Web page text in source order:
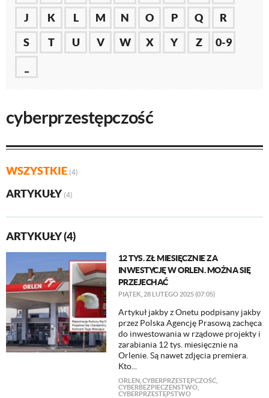
J
K L M N O P Q
R
S
T U V W X Y Z
0-9
cyberprzestępczość
WSZYSTKIE (4)
ARTYKUŁY (4)
ARTYKUŁY (4)
12 TYS. ZŁ MIESIĘCZNIE ZA
INWESTYCJĘ W ORLEN. MOŻNA SIĘ
PRZEJECHAĆ
PIĄTEK, 28 LUTEGO 2025 (07:05)
Artykuł jakby z Onetu podpisany jakby
przez Polska Agencję Prasową zachęca
do inwestowania w rządowe projekty i
zarabiania 12 tys. miesięcznie na
Orlenie. Są nawet zdjęcia premiera.
Kto...
ORLEN, CYBERPRZESTĘPCZOŚĆ,
CYBERBEZPIECZEŃSTWO,
CYBERPRZESTĘPSTWO